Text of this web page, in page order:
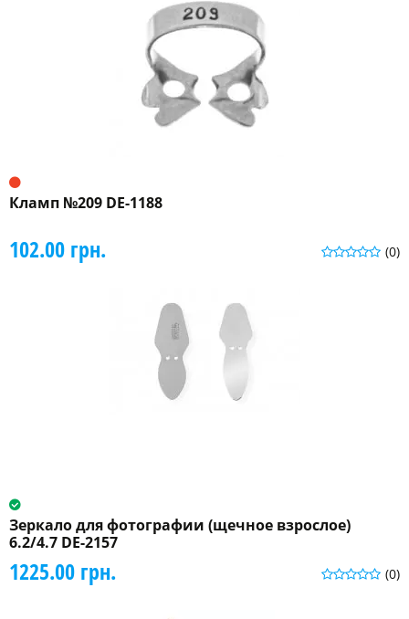
Кламп №209 DE-1188
(0)
102.00 грн.
Зеркало для фотографии (щечное взрослое)
6.2/4.7 DE-2157
(0)
1225.00 грн.